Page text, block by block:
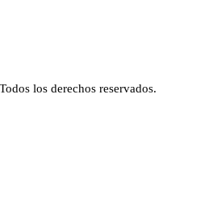
los derechos reservados.